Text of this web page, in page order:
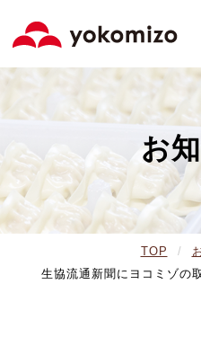
お
TOP
生協流通新聞にヨコミゾの